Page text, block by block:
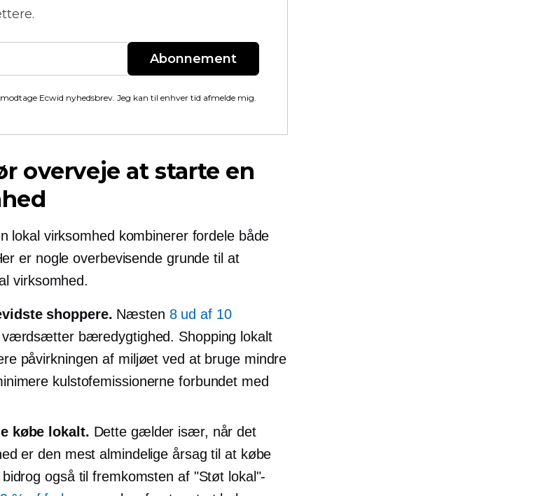
Abonnement
Ecwid nyhedsbrev. Jeg kan til enhver tid afmelde mig.
overveje at starte en
lokal virksomhed kombinerer fordele både
er nogle overbevisende grunde til at
virksomhed.
shoppere. Næsten 8 ud af 10
værdsætter bæredygtighed. Shopping lokalt
påvirkningen af ​​miljøet ved at bruge mindre
kulstofemissionerne forbundet med
købe lokalt. Dette gælder især, når det
er den mest almindelige årsag til at købe
også til fremkomsten af ​​"Støt lokal"-